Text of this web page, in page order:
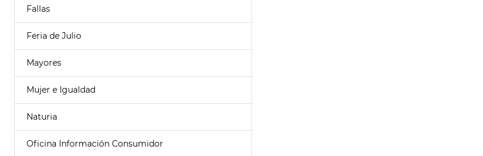
Fallas
Feria de Julio
Mayores
Mujer e Igualdad
Naturia
Oficina Información Consumidor